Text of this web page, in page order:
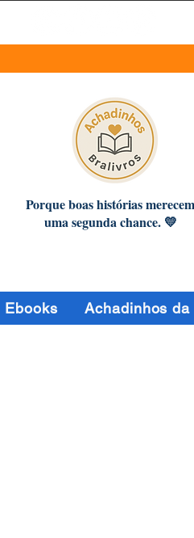
Porque boas histórias merecem
uma segunda chance. 💛
Ebooks Achadinhos